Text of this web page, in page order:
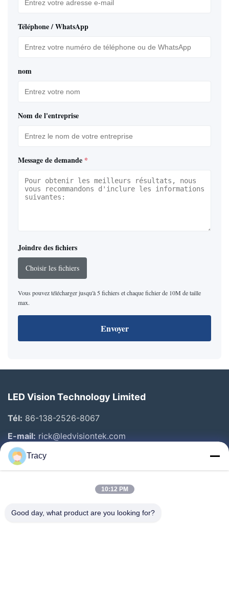
Téléphone / WhatsApp
nom
Nom de l'entreprise
Message de demande *
Joindre des fichiers
Choisir les fichiers
Vous pouvez télécharger jusqu'à 5 fichiers et chaque fichier de 10M de taille
max.
Envoyer
LED Vision Technology Limited
Tél: 86-138-2526-8067
E-mail: rick@ledvisiontek.com
Liens Rapides
Produits
Tracy
10:12 PM
Good day, what product are you looking for?